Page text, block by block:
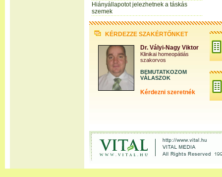
Hiányállapotot jelezhetnek a táskás
szemek
KÉRDEZZE SZAKÉRTŐNKET
Dr. Vályi-Nagy Viktor
Klinikai homeopátiás
szakorvos
BEMUTATKOZOM
VÁLASZOK
Kérdezni szeretnék